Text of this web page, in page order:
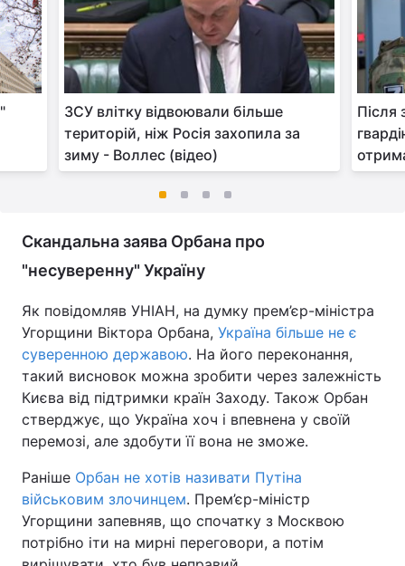
ЗСУ влітку відвоювали більше
територій, ніж Росія захопила за
зиму - Воллес (відео)
Після
Скандальна заява Орбана про
"несуверенну" Україну
Як повідомляв УНІАН, на думку прем’єр-міністра
Угорщини Віктора Орбана, Україна більше не є
суверенною державою. На його переконання,
такий висновок можна зробити через залежність
Києва від підтримки країн Заходу. Також Орбан
стверджує, що Україна хоч і впевнена у своїй
перемозі, але здобути її вона не зможе.
Раніше Орбан не хотів називати Путіна
військовим злочинцем. Прем’єр-міністр
Угорщини запевняв, що спочатку з Москвою
потрібно іти на мирні переговори, а потім